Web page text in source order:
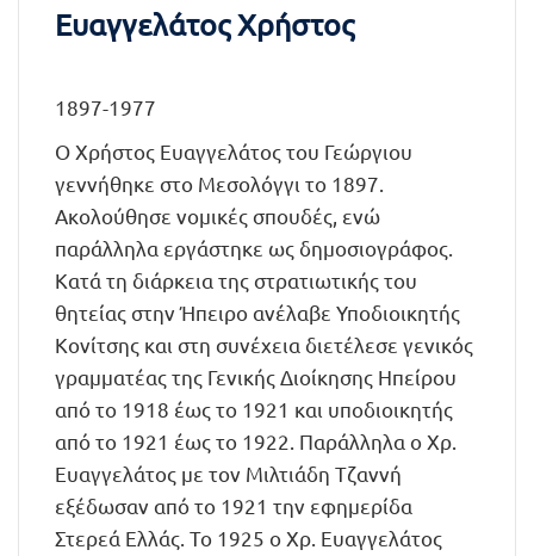
Ευαγγελάτος Χρήστος
1897-1977
Ο Χρήστος Ευαγγελάτος του Γεώργιου
γεννήθηκε στο Μεσολόγγι το 1897.
Ακολούθησε νομικές σπουδές, ενώ
παράλληλα εργάστηκε ως δημοσιογράφος.
Κατά τη διάρκεια της στρατιωτικής του
θητείας στην Ήπειρο ανέλαβε Υποδιοικητής
Κονίτσης και στη συνέχεια διετέλεσε γενικός
γραμματέας της Γενικής Διοίκησης Ηπείρου
από το 1918 έως το 1921 και υποδιοικητής
από το 1921 έως το 1922. Παράλληλα ο Χρ.
Ευαγγελάτος με τον Μιλτιάδη Τζαννή
εξέδωσαν από το 1921 την εφημερίδα
Στερεά Ελλάς. Το 1925 ο Χρ. Ευαγγελάτος